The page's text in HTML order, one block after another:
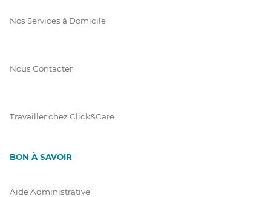
Nos Services à Domicile
Nous Contacter
Travailler chez Click&Care
BON À SAVOIR
Aide Administrative